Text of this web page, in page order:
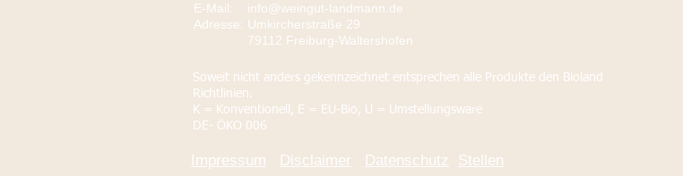
E-Mail:
info@weingut-landmann.de
Adresse​​​​​​: Umkircherstraße 29
79112 Freiburg-Waltershofen
Soweit nicht anders gekennzeichnet entsprechen alle Produkte den Bioland
Richtlinien.
K = Konventionell, E = EU-Bio, U = Umstellungsware
DE- ÖKO 006
Impressum Disclaimer Datenschutz Stellen